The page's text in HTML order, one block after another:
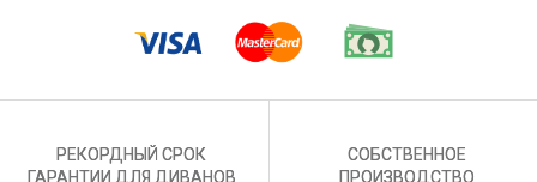
РЕКОРДНЫЙ СРОК
ГАРАНТИИ ДЛЯ ДИВАНОВ
СОБСТВЕННОЕ
ПРОИЗВОДСТВО